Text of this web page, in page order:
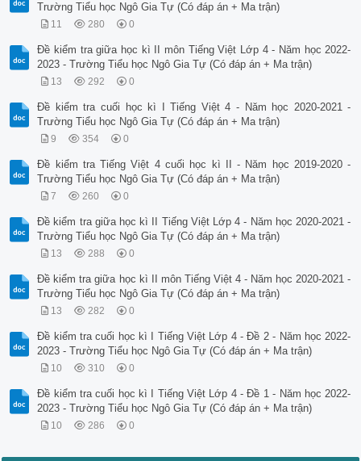
Trường Tiểu học Ngô Gia Tự (Có đáp án + Ma trận)
11 280 0
Đề kiểm tra giữa học kì II môn Tiếng Việt Lớp 4 - Năm học 2022-
2023 - Trường Tiểu học Ngô Gia Tự (Có đáp án + Ma trận)
13 292 0
Đề kiểm tra cuối học kì I Tiếng Việt 4 - Năm học 2020-2021 -
Trường Tiểu học Ngô Gia Tự (Có đáp án + Ma trận)
9 354 0
Đề kiểm tra Tiếng Việt 4 cuối học kì II - Năm học 2019-2020 -
Trường Tiểu học Ngô Gia Tự (Có đáp án + Ma trận)
7 260 0
Đề kiểm tra giữa học kì II Tiếng Việt Lớp 4 - Năm học 2020-2021 -
Trường Tiểu học Ngô Gia Tự (Có đáp án + Ma trận)
13 288 0
Đề kiểm tra giữa học kì II môn Tiếng Việt 4 - Năm học 2020-2021 -
Trường Tiểu học Ngô Gia Tự (Có đáp án + Ma trận)
13 282 0
Đề kiểm tra cuối học kì I Tiếng Việt Lớp 4 - Đề 2 - Năm học 2022-
2023 - Trường Tiểu học Ngô Gia Tự (Có đáp án + Ma trận)
10 310 0
Đề kiểm tra cuối học kì I Tiếng Việt Lớp 4 - Đề 1 - Năm học 2022-
2023 - Trường Tiểu học Ngô Gia Tự (Có đáp án + Ma trận)
10 286 0